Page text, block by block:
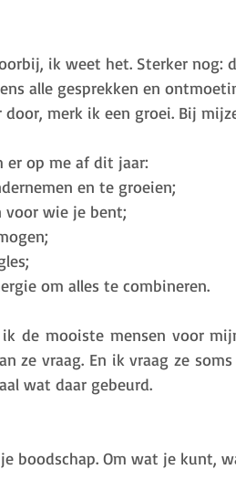
ik weet het. Sterker nog:
alle gesprekken en
merk ik een groei. Bij
er op me af dit jaar:
en te groeien;
wie je bent;
om alles te combineren.
de mooiste mensen voor
ze vraag. En ik vraag ze
wat daar gebeurd.
boodschap. Om wat je kunt,